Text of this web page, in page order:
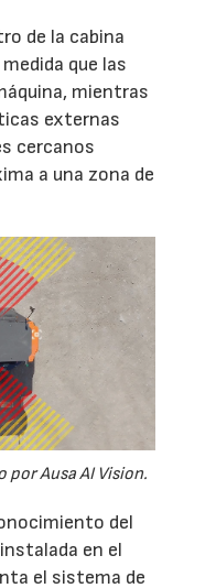
de la cabina
que las
mientras
externas
cercanos
a una zona de
por Ausa AI Vision.
del
en el
el sistema de